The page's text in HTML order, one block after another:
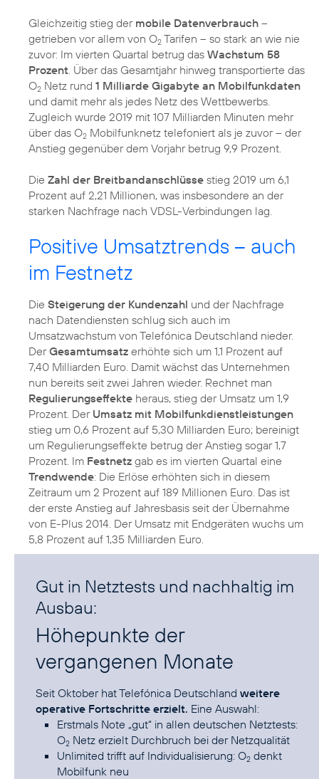
Gleichzeitig stieg der mobile Datenverbrauch –
getrieben vor allem von O2 Tarifen – so stark an wie nie
zuvor: Im vierten Quartal betrug das Wachstum 58
Prozent. Über das Gesamtjahr hinweg transportierte das
O2 Netz rund 1 Milliarde Gigabyte an Mobilfunkdaten
und damit mehr als jedes Netz des Wettbewerbs.
Zugleich wurde 2019 mit 107 Milliarden Minuten mehr
über das O2 Mobilfunknetz telefoniert als je zuvor – der
Anstieg gegenüber dem Vorjahr betrug 9,9 Prozent.
Die Zahl der Breitbandanschlüsse stieg 2019 um 6,1
Prozent auf 2,21 Millionen, was insbesondere an der
starken Nachfrage nach VDSL-Verbindungen lag.
Positive Umsatztrends – auch
im Festnetz
Die Steigerung der Kundenzahl und der Nachfrage
nach Datendiensten schlug sich auch im
Umsatzwachstum von Telefónica Deutschland nieder.
DerGesamtumsatz erhöhte sich um 1,1 Prozent auf
7,40 Milliarden Euro. Damit wächst das Unternehmen
nun bereits seit zwei Jahren wieder. Rechnet man
Regulierungseffekte heraus, stieg der Umsatz um 1,9
Prozent. Der Umsatz mit Mobilfunkdienstleistungen
stieg um 0,6 Prozent auf 5,30 Milliarden Euro; bereinigt
um Regulierungseffekte betrug der Anstieg sogar 1,7
Prozent. Im Festnetz gab es im vierten Quartal eine
Trendwende: Die Erlöse erhöhten sich in diesem
Zeitraum um 2 Prozent auf 189 Millionen Euro. Das ist
der erste Anstieg auf Jahresbasis seit der Übernahme
von E-Plus 2014. Der Umsatz mit Endgeräten wuchs um
5,8 Prozent auf 1,35 Milliarden Euro.
Gut in Netztests und nachhaltig im
Ausbau:
Höhepunkte der
vergangenen Monate
Seit Oktober hat Telefónica Deutschland weitere
operative Fortschritte erzielt.
Erstmals Note „gut“ in allen deutschen Netztests:
O2 Netz erzielt Durchbruch bei der Netzqualität
Unlimited trifft auf Individualisierung: O2 denkt
Mobilfunk neu